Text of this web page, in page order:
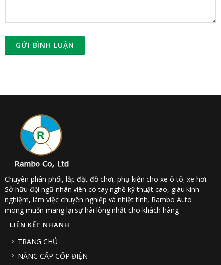
GỬI BÌNH LUẬN
Chuyên phân phối, lắp đặt đồ chơi, phụ kiện cho xe ô tô, xe hơi.
Sở hữu đội ngũ nhân viên có tay nghề kỹ thuật cao, giàu kinh
nghiệm, làm việc chuyên nghiệp và nhiệt tình, Rambo Auto
mong muốn mang lại sự hài lòng nhất cho khách hàng
LIÊN KẾT NHANH
TRANG CHỦ
NÂNG CẤP CỐP ĐIỆN